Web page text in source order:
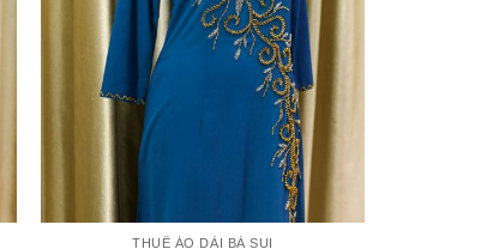
THUÊ ÁO DÀI BÀ SUI